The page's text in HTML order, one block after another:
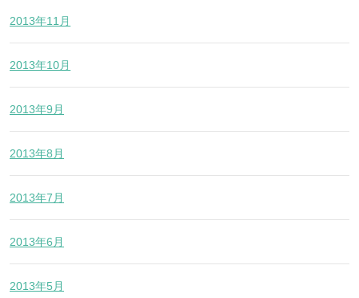
2013年11月
2013年10月
2013年9月
2013年8月
2013年7月
2013年6月
2013年5月